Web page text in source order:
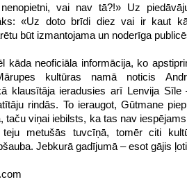
vai nav tā?!» Uz
«Uz doto brīdi diez vai ir kaut
būt izmantojama un noderīga
kāda neoficiāla informācija, ko
kultūras namā noticis
klausītāja ieradusies arī Lenvija Sīle
rindās. To ieraugot, Gūtmane
taču viņai iebilsts, ka tas nav
metušās tuvcīņā, tomēr citi
Jebkurā gadījumā – esot gājis